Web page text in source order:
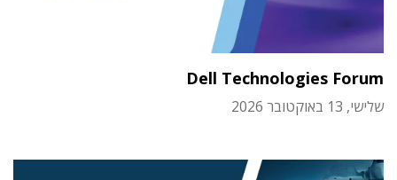
Dell Technologies Forum
שלישי, 13 באוקטובר 2026